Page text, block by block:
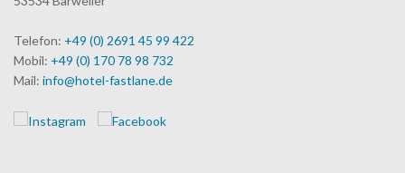
Telefon: +49 (0) 2691 45 99 422
Mobil: +49 (0) 170 78 98 732
Mail: info@hotel-fastlane.de